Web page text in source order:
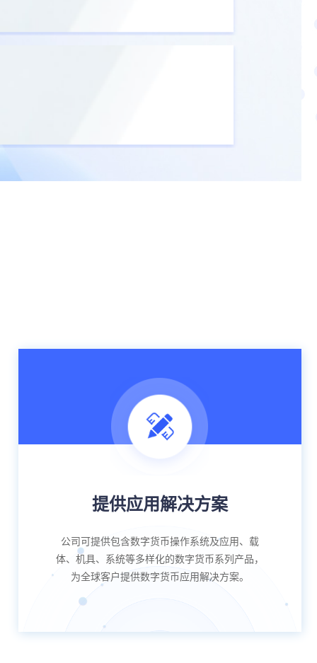
提供应用解决方案
公司可提供包含数字货币操作系统及应用、载
体、机具、系统等多样化的数字货币系列产品，
为全球客户提供数字货币应用解决方案。